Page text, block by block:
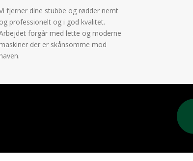
fjerner dine stubbe og rødder nemt
og professionelt og i god kvalitet.
forgår med lette og moderne
der er skånsomme mod